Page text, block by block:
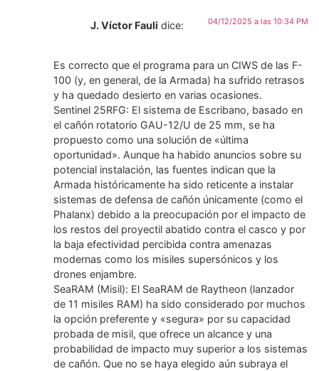
J. Víctor Fauli dice: 04/12/2025 a las 10:34 PM
Es correcto que el programa para un CIWS de las F-
100 (y, en general, de la Armada) ha sufrido retrasos
y ha quedado desierto en varias ocasiones.
​Sentinel 25RFG: El sistema de Escribano, basado en
el cañón rotatorio GAU-12/U de 25 mm, se ha
propuesto como una solución de «última
oportunidad». Aunque ha habido anuncios sobre su
potencial instalación, las fuentes indican que la
Armada históricamente ha sido reticente a instalar
sistemas de defensa de cañón únicamente (como el
Phalanx) debido a la preocupación por el impacto de
los restos del proyectil abatido contra el casco y por
la baja efectividad percibida contra amenazas
modernas como los misiles supersónicos y los
drones enjambre.
​SeaRAM (Misil): El SeaRAM de Raytheon (lanzador
de 11 misiles RAM) ha sido considerado por muchos
la opción preferente y «segura» por su capacidad
probada de misil, que ofrece un alcance y una
probabilidad de impacto muy superior a los sistemas
de cañón. Que no se haya elegido aún subraya el